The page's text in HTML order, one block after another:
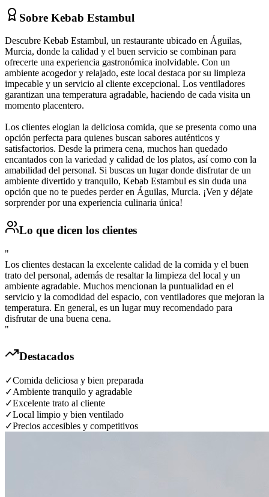
Sobre Kebab Estambul
Descubre Kebab Estambul, un restaurante ubicado en Águilas,
Murcia, donde la calidad y el buen servicio se combinan para
ofrecerte una experiencia gastronómica inolvidable. Con un
ambiente acogedor y relajado, este local destaca por su limpieza
impecable y un servicio al cliente excepcional. Los ventiladores
garantizan una temperatura agradable, haciendo de cada visita un
momento placentero.
Los clientes elogian la deliciosa comida, que se presenta como una
opción perfecta para quienes buscan sabores auténticos y
satisfactorios. Desde la primera cena, muchos han quedado
encantados con la variedad y calidad de los platos, así como con la
amabilidad del personal. Si buscas un lugar donde disfrutar de un
ambiente divertido y tranquilo, Kebab Estambul es sin duda una
opción que no te puedes perder en Águilas, Murcia. ¡Ven y déjate
sorprender por una experiencia culinaria única!
Lo que dicen los clientes
"
Los clientes destacan la excelente calidad de la comida y el buen
trato del personal, además de resaltar la limpieza del local y un
ambiente agradable. Muchos mencionan la puntualidad en el
servicio y la comodidad del espacio, con ventiladores que mejoran la
temperatura. En general, es un lugar muy recomendado para
disfrutar de una buena cena.
"
Destacados
✓Comida deliciosa y bien preparada
✓Ambiente tranquilo y agradable
✓Excelente trato al cliente
✓Local limpio y bien ventilado
✓Precios accesibles y competitivos